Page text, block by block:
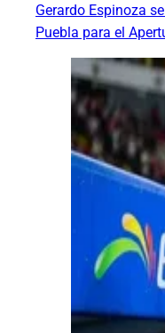
Gerardo Espinoza
Puebla para el